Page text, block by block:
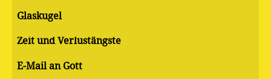
Glaskugel
Zeit und Verlustängste
E-Mail an Gott